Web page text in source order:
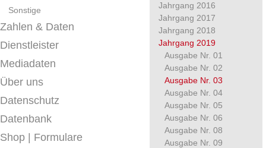
Sonstige
Zahlen & Daten
Dienstleister
Mediadaten
Über uns
Datenschutz
Datenbank
Shop | Formulare
Jahrgang 2016
Jahrgang 2017
Jahrgang 2018
Jahrgang 2019
Ausgabe Nr. 01
Ausgabe Nr. 02
Ausgabe Nr. 03
Ausgabe Nr. 04
Ausgabe Nr. 05
Ausgabe Nr. 06
Ausgabe Nr. 08
Ausgabe Nr. 09